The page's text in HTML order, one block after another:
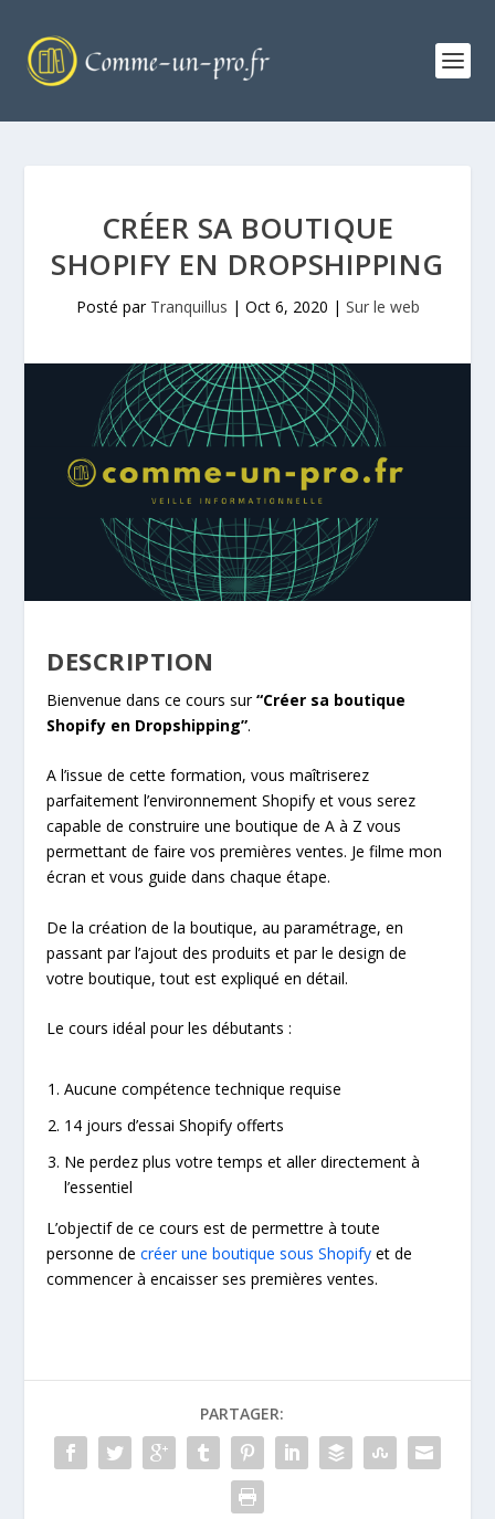
CRÉER SA BOUTIQUE
SHOPIFY EN DROPSHIPPING
Posté par Tranquillus | Oct 6, 2020 | Sur le web
DESCRIPTION
Bienvenue dans ce cours sur“Créer sa boutique
Shopify en Dropshipping”.
A l’issue de cette formation, vous maîtriserez
parfaitement l’environnement Shopify et vous serez
capable de construire une boutique de A à Z vous
permettant de faire vos premières ventes. Je filme mon
écran et vous guide dans chaque étape.
De la création de la boutique, au paramétrage, en
passant par l’ajout des produits et par le design de
votre boutique, tout est expliqué en détail.
Le cours idéal pour les débutants :
Aucune compétence technique requise
​14 jours d’essai Shopify offerts
​Ne perdez plus votre temps et aller directement à
l’essentiel
L’objectif de ce cours est de permettre à toute
personne decréer une boutique sous Shopify et de
commencer à encaisser ses premières ventes.
PARTAGER: